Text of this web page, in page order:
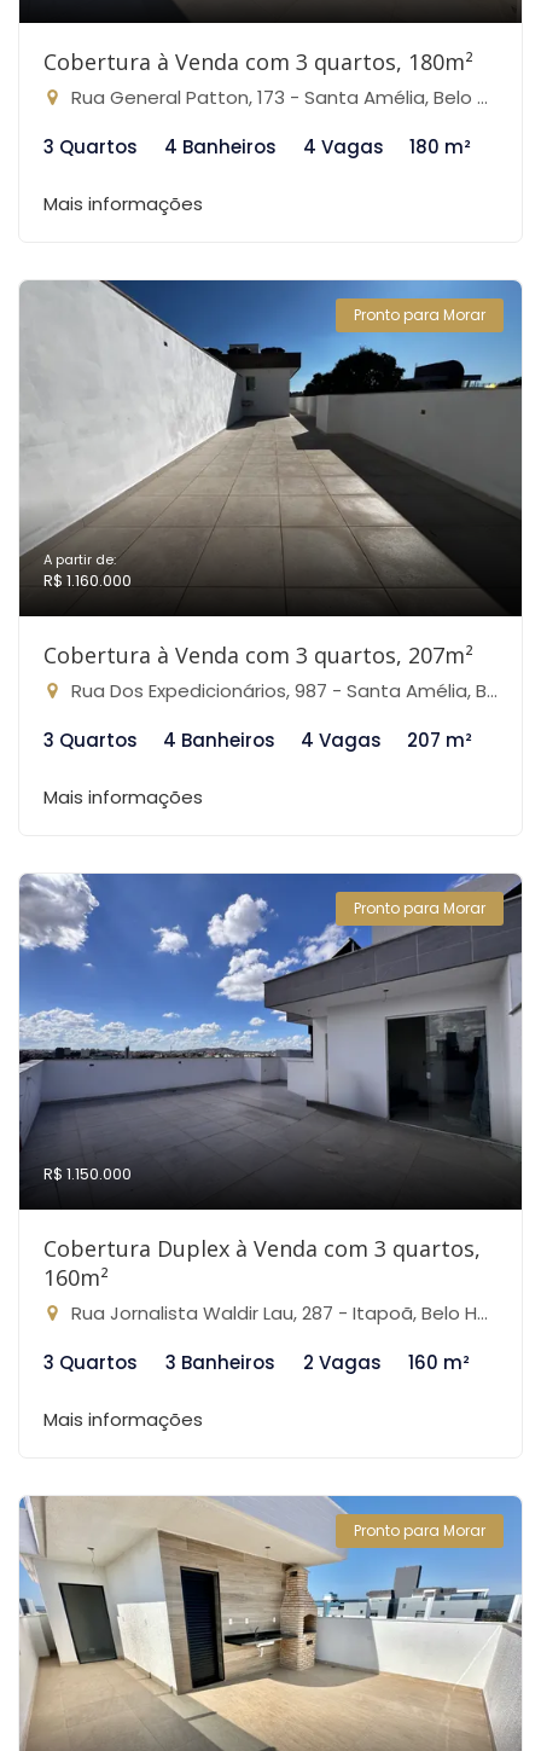
Cobertura à Venda com 3 quartos, 180m²
Rua General Patton, 173 - Santa Amélia, Belo Horizonte-MG
3 Quartos
4 Banheiros 4 Vagas 180 m²
Mais informações
Pronto para Morar
A partir de:
R$ 1.160.000
Cobertura à Venda com 3 quartos, 207m²
Rua Dos Expedicionários, 987 - Santa Amélia, Belo Horizonte-MG
3 Quartos
4 Banheiros 4 Vagas 207 m²
Mais informações
Pronto para Morar
R$ 1.150.000
Cobertura Duplex à Venda com 3 quartos,
160m²
Rua Jornalista Waldir Lau, 287 - Itapoã, Belo Horizonte-MG
3 Quartos
3 Banheiros 2 Vagas 160 m²
Mais informações
Pronto para Morar